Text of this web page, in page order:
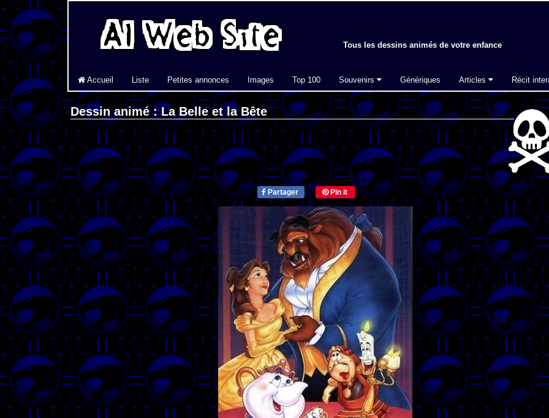
Tous les dessins animés de votre enfance
Accueil Liste Petites annonces Images Top 100 Souvenirs Génériques Articles Récit
Dessin animé : La Belle et la Bête
Partager Pin it